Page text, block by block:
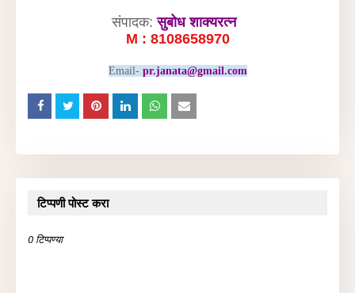
संपादक:सुबोध शाक्यरत्न
M : 8108658970
Email- pr.janata@gmail.com
टिप्पणी पोस्ट करा
0 टिप्पण्या